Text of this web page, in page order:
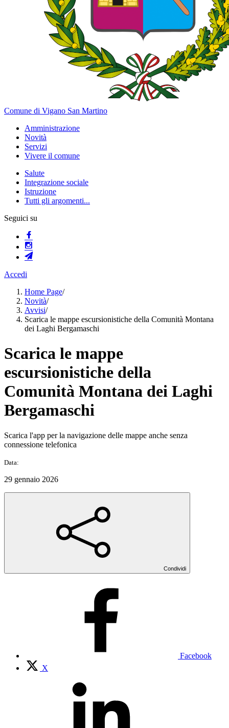
Comune di Vigano San Martino
Amministrazione
Novità
Servizi
Vivere il comune
Salute
Integrazione sociale
Istruzione
Tutti gli argomenti...
Seguici su
Accedi
Home Page/
Novità/
Avvisi/
Scarica le mappe escursionistiche della Comunità Montana
dei Laghi Bergamaschi
Scarica le mappe
escursionistiche della
Comunità Montana dei Laghi
Bergamaschi
Scarica l'app per la navigazione delle mappe anche senza
connessione telefonica
Data:
29 gennaio 2026
Condividi
Facebook
X